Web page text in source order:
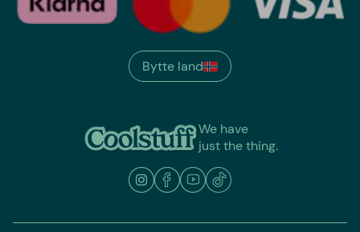
We have
just the thing.
Bytte land